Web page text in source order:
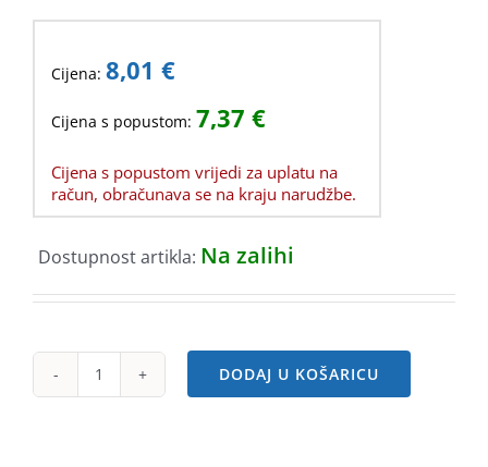
Cijena: 8,01 €
Cijena s popustom: 7,37 €
Cijena s popustom vrijedi za uplatu na
račun, obračunava se na kraju narudžbe.
Dostupnost artikla: Na zalihi
Canon
DODAJ U KOŠARICU